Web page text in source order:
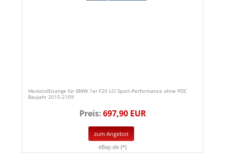
Heckstoßstange für BMW 1er F20 LCI Sport-Performance ohne PDC
Baujahr 2015-2109
Preis:697,90 EUR
zum Angebot
eBay.de (*)